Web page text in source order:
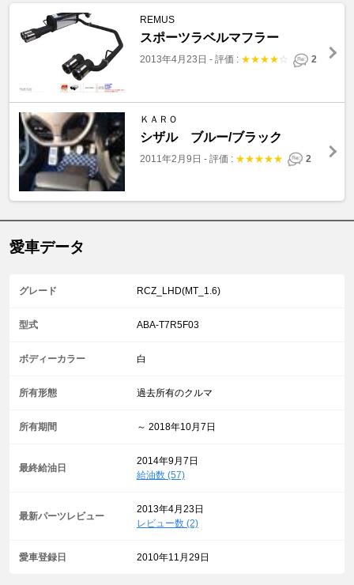
REMUS
スポーツラベルマフラー
2013年4月23日 - 評価 : ★★★★ ☆ 2
ＫＡＲＯ
シザル ブルー/ブラック
2011年2月9日 - 評価 : ★★★★★ 2
愛車データ
グレード RCZ_LHD(MT_1.6)
型式 ABA-T7R5F03
ボディーカラー 白
所有形態 過去所有のクルマ
所有期間 ～ 2018年10月7日
最終給油日
2014年9月7日
給油数 (57)
最新パーツレビュー
2013年4月23日
レビュー数 (2)
愛車登録日 2010年11月29日